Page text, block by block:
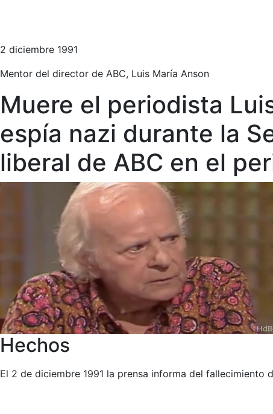
2 diciembre 1991
Mentor del director de ABC, Luis María Anson
Muere el periodista
espía nazi durante la
liberal de ABC en el
Hechos
El 2 de diciembre 1991 la prensa informa del fallecimiento